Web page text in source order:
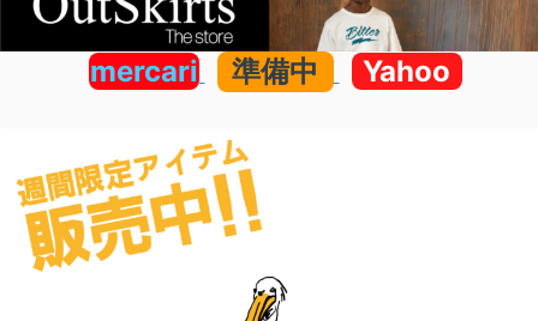
mercari 準備中 Yahoo